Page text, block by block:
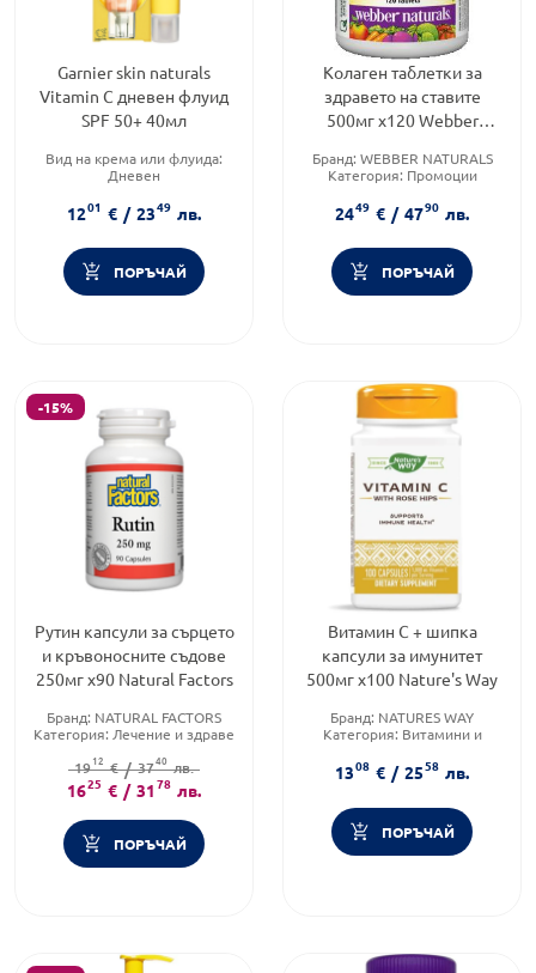
Garnier skin naturals
Vitamin C дневен флуид
SPF 50+ 40мл
Вид на крема или флуида:
Дневен
NATURALS
Тип козметика:
Масова
1201 € / 2349 лв.
ПОРЪЧАЙ
Колаген таблетки за
здравето на ставите
500мг х120 Webber
Бранд: WEBBER NATURALS
Категория: Промоции
2449 € / 4790 лв.
ПОРЪЧАЙ
-15%
Рутин капсули за сърцето
и кръвоносните съдове
250мг х90 Natural Factors
Бранд: NATURAL FACTORS
Категория: Лечение и здраве
1912 € / 3740 лв.
1625 € / 3178 лв.
ПОРЪЧАЙ
Витамин С + шипка
капсули за имунитет
500мг х100 Nature's Way
Бранд: NATURES WAY
Категория: Витамини и
Форма на продукта: капсули
1308 € / 2558 лв.
ПОРЪЧАЙ